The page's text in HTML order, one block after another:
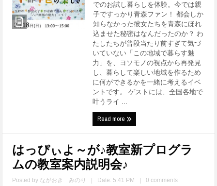
でのお試し暮らしを体験。今では親
子ですっかり青森ファン！ 都会しか
知らなかった彼女たちを青森にほれ
込ませた秘密はなんだったのか？ わ
たしたちが普段当たり前すぎて気づ
いていない「この地域で暮らす魅
力」を、ヨソモノの視点から再発見
し、暮らして楽しい地域を作るため
に何ができるかを一緒に考えるイベ
ントです。 ゲストには、全国各地で
叶うライ ...
Read more
はっぴぃよ～が♪教室新プログラ
ムの教室案内説明会♪
Posted by ながおき みのり Date: 5:41 PM
0 comments